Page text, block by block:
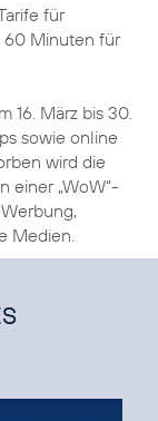
für
60 Minuten für
16. März bis 30.
sowie online
wird die
einer „WoW“-
Medien.